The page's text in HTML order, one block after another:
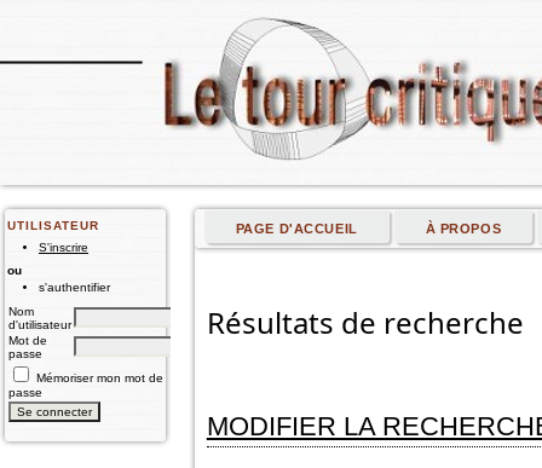
UTILISATEUR
S'inscrire
ou
s'authentifier
Nom
d'utilisateur
Mot de
passe
Mémoriser mon mot de
passe
PAGE D'ACCUEIL À PROPOS
Résultats de recherche
MODIFIER LA